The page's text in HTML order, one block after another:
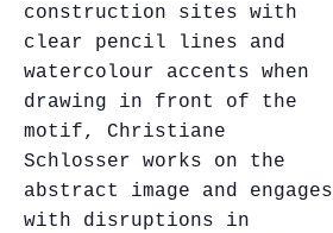
construction sites with
clear pencil lines and
watercolour accents when
drawing in front of the
motif, Christiane
Schlosser works on the
abstract image and engages
with disruptions in